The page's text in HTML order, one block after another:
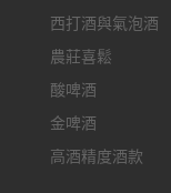
西打酒與氣泡酒
農莊喜鬆
酸啤酒
金啤酒
高酒精度酒款